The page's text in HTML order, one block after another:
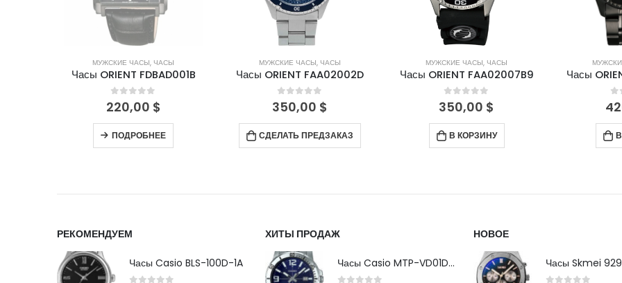
МУЖСКИЕ ЧАСЫ, ЧАСЫ
Часы ORIENT FAA02002D
0out of 5
350,00 $
СДЕЛАТЬ ПРЕДЗАКАЗ
МУЖСКИЕ ЧАСЫ, ЧАСЫ
Часы ORIENT FAA02007B9
0out of 5
350,00 $
В КОРЗИНУ
МУЖСКИЕ ЧАСЫ, ЧАСЫ
Часы ORIENT FAA02003B9
0out of 5
420,00 $
В КОРЗИНУ
Часы
0
РЕКОМЕНДУЕМ
Часы Casio BLS-100D-1A
ХИТЫ ПРОДАЖ
Часы Casio MTP-VD01D-2B
НОВОЕ
Часы Skmei